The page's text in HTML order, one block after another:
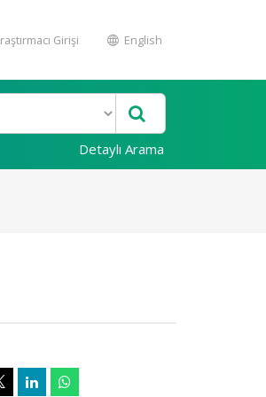
Girişi English
Detaylı Arama